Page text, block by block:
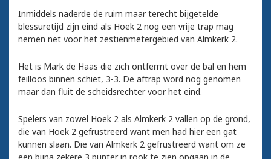
Inmiddels naderde de ruim maar terecht bijgetelde
blessuretijd zijn eind als Hoek 2 nog een vrije trap mag
nemen net voor het zestienmetergebied van Almkerk 2.
Het is Mark de Haas die zich ontfermt over de bal en hem
feilloos binnen schiet, 3-3. De aftrap word nog genomen
maar dan fluit de scheidsrechter voor het eind.
Spelers van zowel Hoek 2 als Almkerk 2 vallen op de grond,
die van Hoek 2 gefrustreerd want men had hier een gat
kunnen slaan. Die van Almkerk 2 gefrustreerd want om ze